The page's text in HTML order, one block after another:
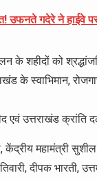
उफनते गदेरे ने हाईवे
के शहीदों को
के स्वाभिमान,
उत्तराखंड क्रांति
महामंत्री सुशील
दीपक भारती,